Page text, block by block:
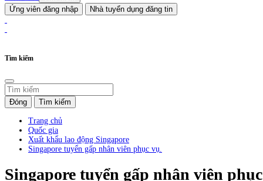
Ứng viên đăng nhập
Nhà tuyển dụng đăng tin
Tìm kiếm
Đóng Tìm kiếm
Trang chủ
Quốc gia
Xuất khẩu lao động Singapore
Singapore tuyển gấp nhân viên phục vụ.
Singapore tuyển gấp nhân viên